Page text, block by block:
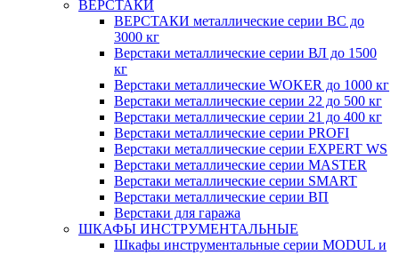
ВЕРСТАКИ
ВЕРСТАКИ металлические серии ВС до
3000 кг
Верстаки металлические серии ВЛ до 1500
кг
Верстаки металлические WOKER до 1000 кг
Верстаки металлические серии 22 до 500 кг
Верстаки металлические серии 21 до 400 кг
Верстаки металлические серии PROFI
Верстаки металлические серии EXPERT WS
Верстаки металлические серии MASTER
Верстаки металлические серии SMART
Верстаки металлические серии ВП
Верстаки для гаража
ШКАФЫ ИНСТРУМЕНТАЛЬНЫЕ
Шкафы инструментальные серии MODUL и